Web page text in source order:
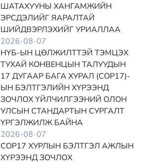
ШАТАХУУНЫ ХАНГАМЖИЙН
ЭРСДЭЛИЙГ ЯАРАЛТАЙ
ШИЙДВЭРЛЭХИЙГ УРИАЛЛАА
2026-08-07
НҮБ-ЫН ЦӨЛЖИЛТТЭЙ ТЭМЦЭХ
ТУХАЙ КОНВЕНЦЫН ТАЛУУДЫН
17 ДУГААР БАГА ХУРАЛ (COP17)-
ЫН БЭЛТГЭЛИЙН ХҮРЭЭНД
ЗОЧЛОХ ҮЙЛЧИЛГЭЭНИЙ ОЛОН
УЛСЫН СТАНДАРТЫН СУРГАЛТ
ҮРГЭЛЖИЛЖ БАЙНА
2026-08-07
COP17 ХУРЛЫН БЭЛТГЭЛ АЖЛЫН
ХҮРЭЭНД ЗОЧЛОХ